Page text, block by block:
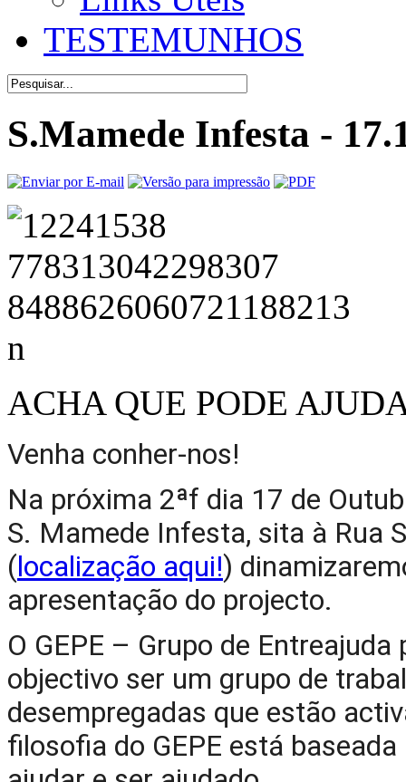
TESTEMUNHOS
S.Mamede Infesta -
ACHA QUE PODE
Venha conher-nos!
Na próxima 2ªf dia 17 de
S. Mamede Infesta, sita à Rua
(localização aqui!)
apresentação do projecto.
O GEPE – Grupo de
objectivo ser um grupo de
desempregadas que estão
filosofia do GEPE está